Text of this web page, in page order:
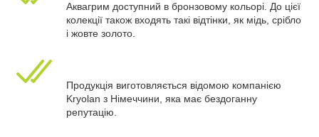
Аквагрим доступний в бронзовому кольорі. До цієї
колекції також входять такі відтінки, як мідь, срібло
і жовте золото.
Продукція виготовляється відомою компанією
Kryolan з Німеччини, яка має бездоганну
репутацію.